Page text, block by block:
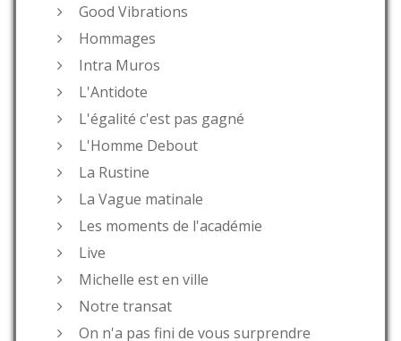
Good Vibrations
Hommages
Intra Muros
L'Antidote
L'égalité c'est pas gagné
L'Homme Debout
La Rustine
La Vague matinale
Les moments de l'académie
Live
Michelle est en ville
Notre transat
On n'a pas fini de vous surprendre